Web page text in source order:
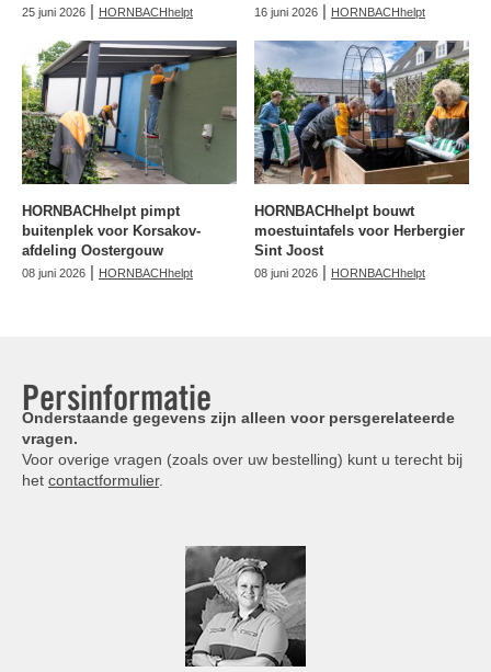
25 juni 2026 HORNBACHhelpt 16 juni 2026 HORNBACHhelpt
HORNBACHhelpt pimpt
buitenplek voor Korsakov-
afdeling Oostergouw
08 juni 2026 | HORNBACHhelpt
HORNBACHhelpt bouwt
moestuintafels voor Herbergier
Sint Joost
08 juni 2026 | HORNBACHhelpt
Persinformatie
Onderstaande gegevens zijn alleen voor persgerelateerde
vragen.
Voor overige vragen (zoals over uw bestelling) kunt u terecht bij
het contactformulier.